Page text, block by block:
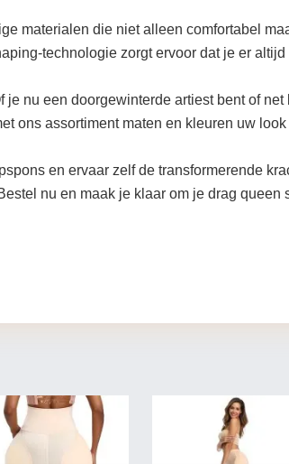
materialen die niet alleen comfortabel
technologie zorgt ervoor dat je er altijd
nu een doorgewinterde artiest bent of
ons assortiment maten en kleuren uw
en ervaar zelf de transformerende
nu en maak je klaar om je drag queen